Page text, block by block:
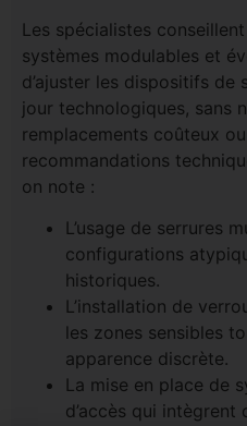
Les spécialistes
systèmes modulables et
d’ajuster les dispositifs de
jour technologiques, sans
remplacements coûteux
recommandations
on note :
L’usage de serrures
configurations
historiques.
L’installation de
les zones sensibles
apparence discrète.
La mise en place de
d’accès qui